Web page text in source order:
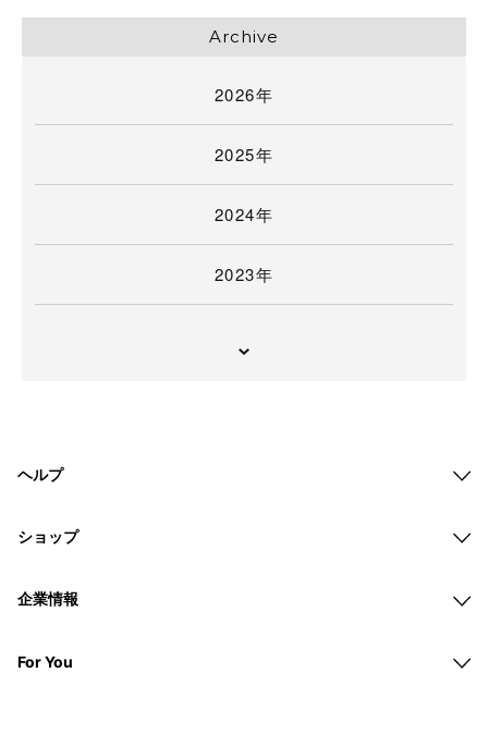
Archive
2026年
2025年
2024年
2023年
ヘルプ
ショップ
企業情報
For You